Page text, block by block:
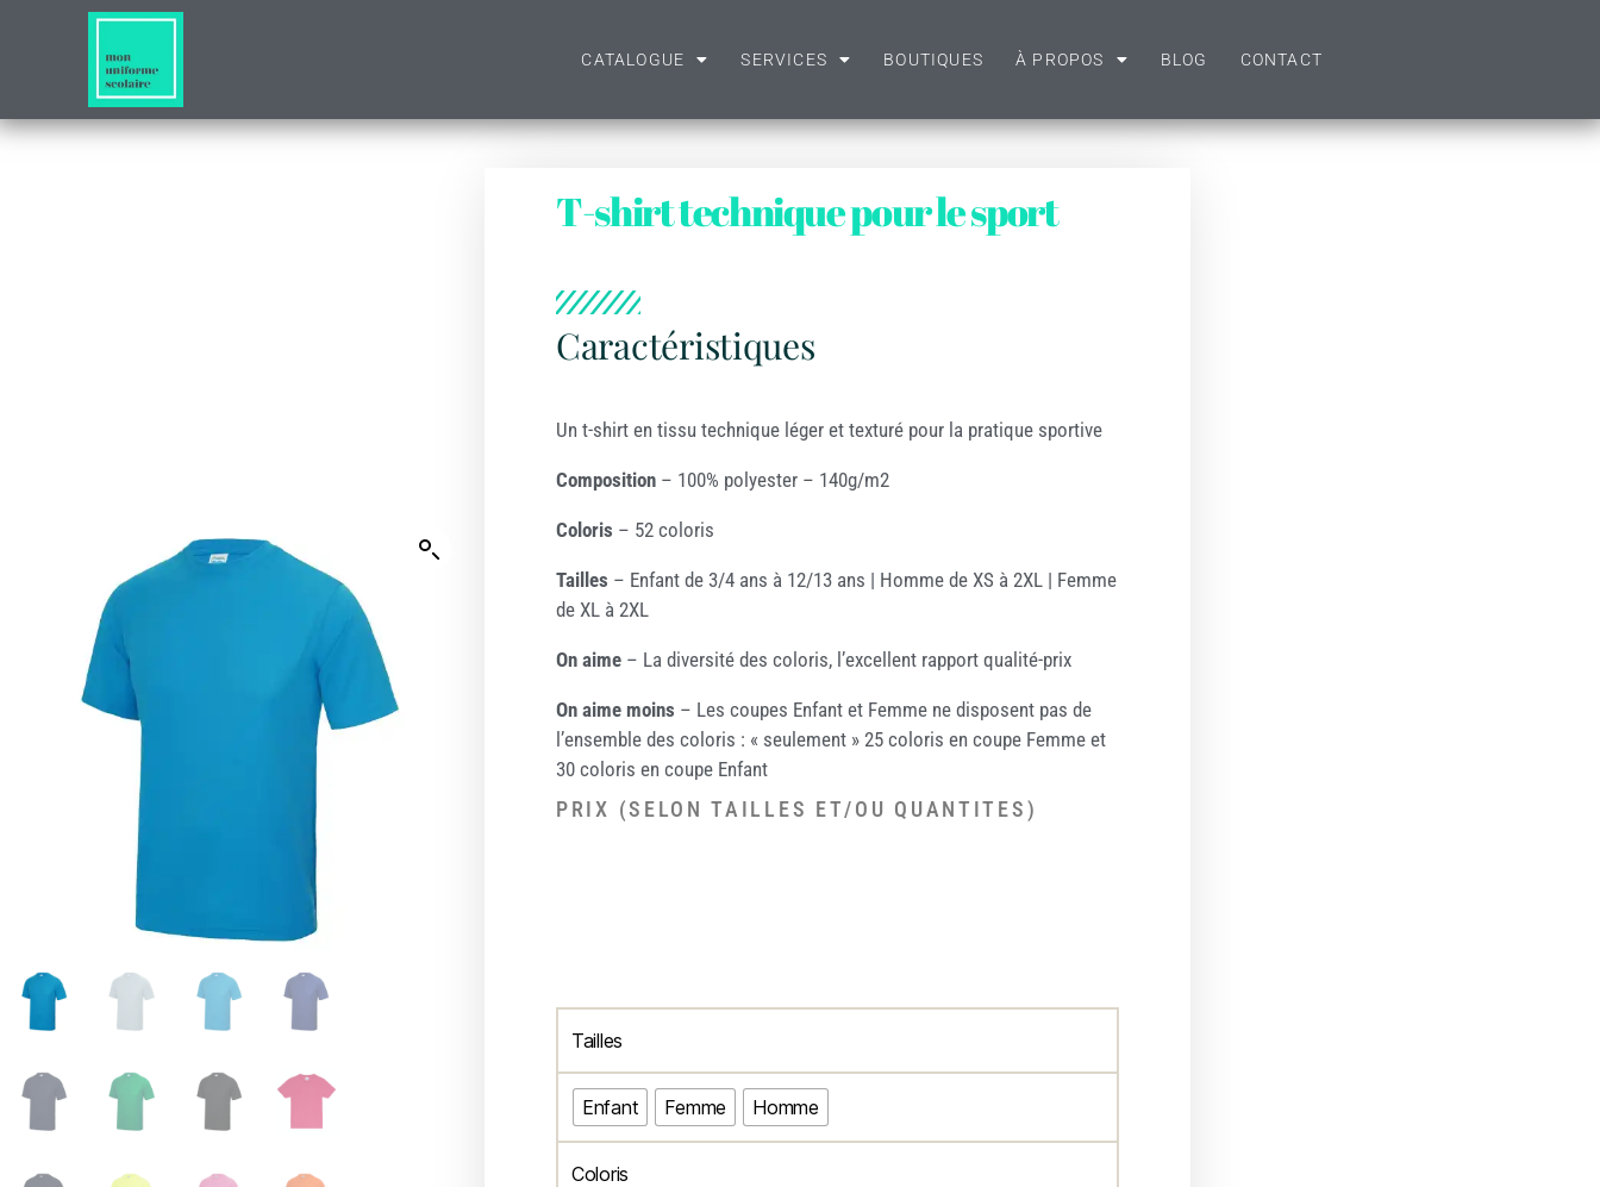
CATALOGUE SERVICES BOUTIQUES À PROPOS BLOG CONTACT
T-shirt technique pour le sport
Caractéristiques
Un t-shirt en tissu technique léger et texturé pour la pratique sportive
Composition – 100% polyester – 140g/m2
Coloris – 52 coloris
Tailles – Enfant de 3/4 ans à 12/13 ans | Homme de XS à 2XL | Femme
de XL à 2XL
On aime – La diversité des coloris, l’excellent rapport qualité-prix
On aime moins – Les coupes Enfant et Femme ne disposent pas de
l’ensemble des coloris : « seulement » 25 coloris en coupe Femme et
30 coloris en coupe Enfant
PRIX (SELON TAILLES ET/OU QUANTITES)
Tailles
Enfant Femme Homme
Coloris